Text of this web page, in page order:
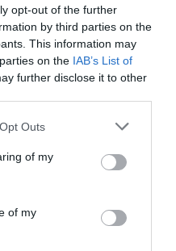
opt-out of the further
by third parties on the
This information may
on the IAB’s List of
further disclose it to other
Outs
of my
of my